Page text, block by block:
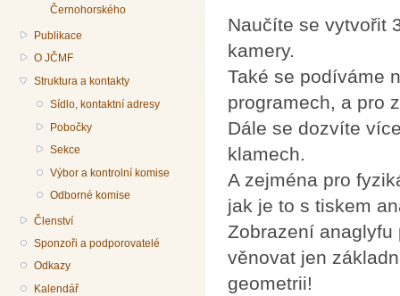
Černohorského
Publikace
O JČMF
Struktura a kontakty
Sídlo, kontaktní adresy
Pobočky
Sekce
Výbor a kontrolní komise
Odborné komise
Členství
Sponzoři a podporovatelé
Odkazy
Kalendář
Naučíte se vytvořit
kamery.
Také se podíváme
programech, a pro
Dále se dozvíte
klamech.
A zejména pro
jak je to s tiskem
Zobrazení
věnovat jen
geometrii!